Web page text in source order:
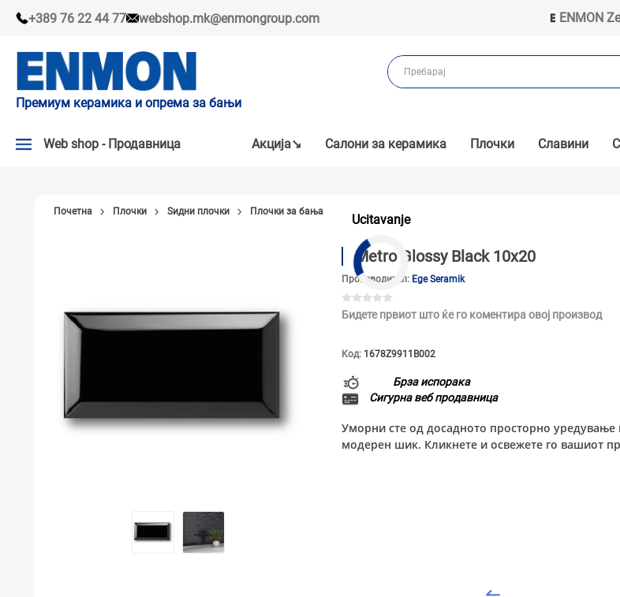
+389 76 22 44 77 webshop.mk@enmongroup.com
ENMON
ENMON
Премиум керамика и опрема за бањи
Web shop - Продавница
НАШИ ПРЕПОРАКИ
КАДИ И КАБИНИ
МАТЕРИЈАЛИ ЗА ВГРАДУВАЊЕ НА КЕРАМИКА
Акцијa↘ Салони за керамика Плочки Славини
Ucitavanje
Почетна Плочки Ѕидни плочки Плочки за бања
Metro Glossy Black 10x20
Производител: Ege Seramik
Бидете првиот што ќе го коментира овој производ
Код: 1678Z9911B002
Брза испорака
Сигурна веб продавница
Уморни сте од досадното просторно
модерен шик. Кликнете и освежете го вашиот